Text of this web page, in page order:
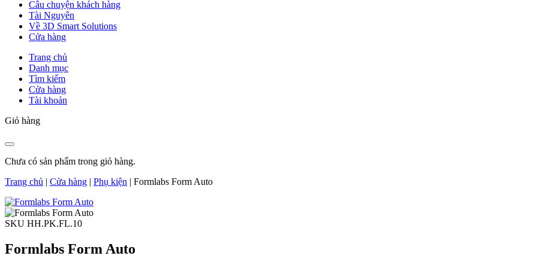
Câu chuyện khách hàng
Tài Nguyên
Về 3D Smart Solutions
Cửa hàng
Trang chủ
Danh mục
Tìm kiếm
Cửa hàng
Tài khoản
Giỏ hàng
Chưa có sản phẩm trong giỏ hàng.
Trang chủ | Cửa hàng | Phụ kiện | Formlabs Form Auto
SKU HH.PK.FL.10
Formlabs Form Auto